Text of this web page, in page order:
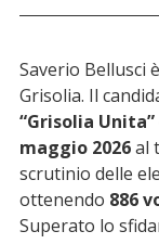
Saverio Bellusci
Grisolia. Il
“Grisolia Unita”
maggio 2026 al
scrutinio delle
ottenendo 886
Superato lo